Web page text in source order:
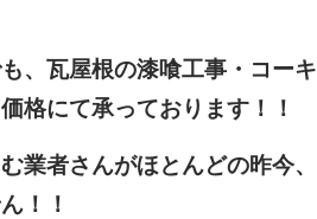
、瓦屋根の漆喰工事・コーキ
格にて承っております！！
業者さんがほとんどの昨今、
！！